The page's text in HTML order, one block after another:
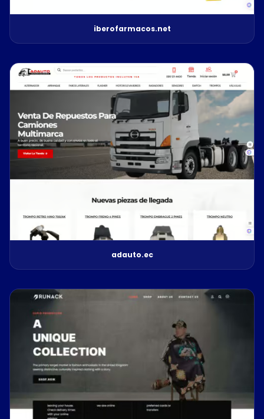
iberofarmacos.net
adauto.ec